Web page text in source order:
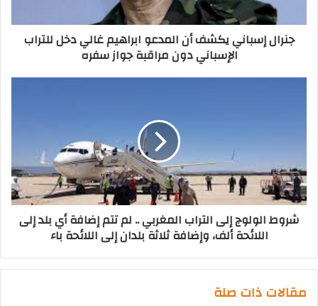
جنرال إسباني يكشف أن المدعو ابراهيم غالي دخل للتراب
الإسباني دون مراقبة جواز سفره
شروط الولوج إلى التراب المغربي .. لم تتم إضافة أي بلد إلى
اللائحة ألف، وإضافة ثلاثة بلدان إلى اللائحة باء
مقالات ذات صلة